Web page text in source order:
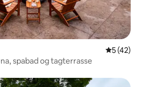
5 ud af 5 i
5 (42)
spabad og tagterrasse